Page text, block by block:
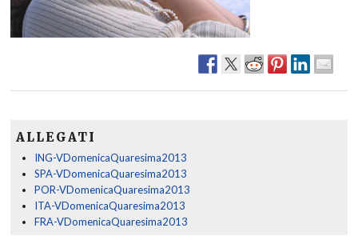
ALLEGATI
ING-VDomenicaQuaresima2013
SPA-VDomenicaQuaresima2013
POR-VDomenicaQuaresima2013
ITA-VDomenicaQuaresima2013
FRA-VDomenicaQuaresima2013